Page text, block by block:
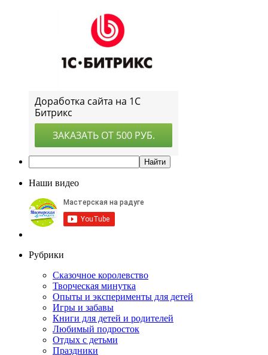
Наши видео
Рубрики
Сказочное королевство
Творческая минутка
Опыты и эксперименты для детей
Игры и забавы
Книги для детей и родителей
Любимый подросток
Отдых с детьми
Праздники